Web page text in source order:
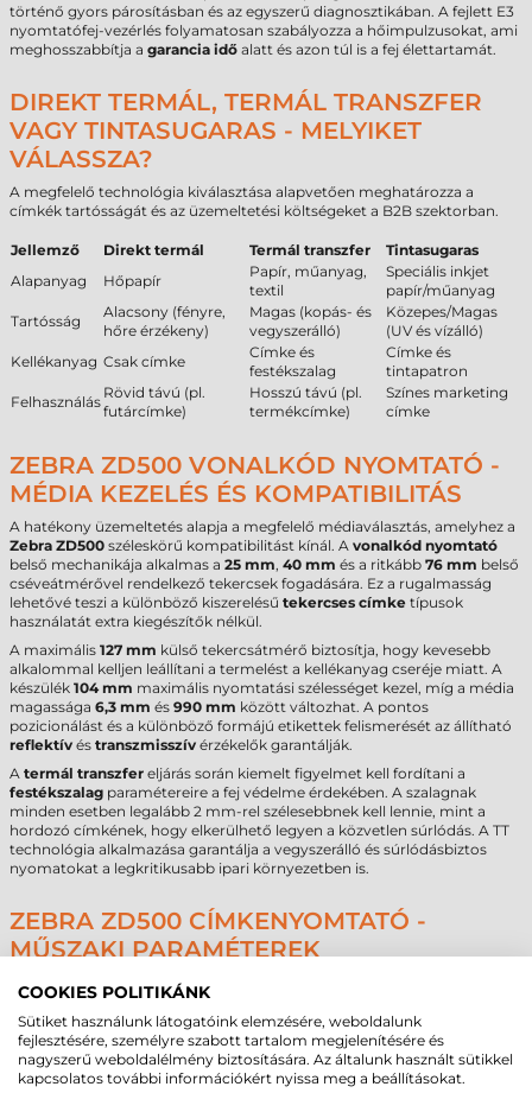
történő gyors párosításban és az egyszerű diagnosztikában. A fejlett E3
nyomtatófej-vezérlés folyamatosan szabályozza a hőimpulzusokat, ami
meghosszabbítja a garancia idő alatt és azon túl is a fej élettartamát.
DIREKT TERMÁL, TERMÁL TRANSZFER
VAGY TINTASUGARAS - MELYIKET
VÁLASSZA?
A megfelelő technológia kiválasztása alapvetően meghatározza a
címkék tartósságát és az üzemeltetési költségeket a B2B szektorban.
Jellemző Direkt termál Termál transzfer
Tintasugaras
Alapanyag
Hőpapír
Papír, műanyag,
textil
Speciális inkjet
papír/műanyag
Tartósság
Alacsony (fényre,
hőre érzékeny)
Magas (kopás- és
vegyszerálló)
Közepes/Magas
(UV és vízálló)
Kellékanyag Csak címke
Címke és
festékszalag
Címke és
tintapatron
Felhasználás
Rövid távú (pl.
futárcímke)
Hosszú távú (pl.
termékcímke)
Színes marketing
címke
ZEBRA ZD500 VONALKÓD NYOMTATÓ -
MÉDIA KEZELÉS ÉS KOMPATIBILITÁS
A hatékony üzemeltetés alapja a megfelelő médiaválasztás, amelyhez a
Zebra ZD500 széleskörű kompatibilitást kínál. A vonalkód nyomtató
belső mechanikája alkalmas a 25 mm, 40 mm és a ritkább 76 mm belső
cséveátmérővel rendelkező tekercsek fogadására. Ez a rugalmasság
lehetővé teszi a különböző kiszerelésű tekercses címke típusok
használatát extra kiegészítők nélkül.
A maximális 127 mm külső tekercsátmérő biztosítja, hogy kevesebb
alkalommal kelljen leállítani a termelést a kellékanyag cseréje miatt. A
készülék 104 mm maximális nyomtatási szélességet kezel, míg a média
magassága 6,3 mm és 990 mm között változhat. A pontos
pozicionálást és a különböző formájú etikettek felismerését az állítható
reflektív és transzmisszív érzékelők garantálják.
A termál transzfer eljárás során kiemelt figyelmet kell fordítani a
festékszalag paramétereire a fej védelme érdekében. A szalagnak
minden esetben legalább 2 mm-rel szélesebbnek kell lennie, mint a
hordozó címkének, hogy elkerülhető legyen a közvetlen súrlódás. A TT
technológia alkalmazása garantálja a vegyszerálló és súrlódásbiztos
nyomatokat a legkritikusabb ipari környezetben is.
ZEBRA ZD500 CÍMKENYOMTATÓ -
MŰSZAKI PARAMÉTEREK
Az alábbi táblázat összefoglalja a legfontosabb technikai adatokat a
beszerzési döntés támogatásához.
Paraméter
Érték
Márka
Zebra
Modell
ZD500
COOKIES POLITIKÁNK
Sütiket használunk látogatóink elemzésére, weboldalunk
fejlesztésére, személyre szabott tartalom megjelenítésére és
nagyszerű weboldalélmény biztosítására. Az általunk használt sütikkel
kapcsolatos további információkért nyissa meg a beállításokat.